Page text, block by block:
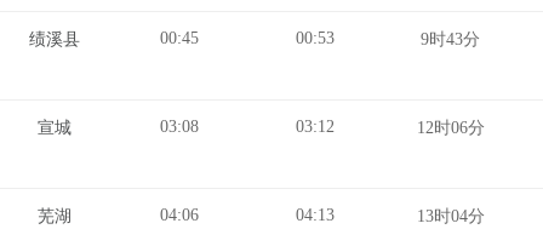
绩溪县 00:45 00:53 9时43分
宣城 03:08 03:12 12时06分
芜湖 04:06 04:13 13时04分